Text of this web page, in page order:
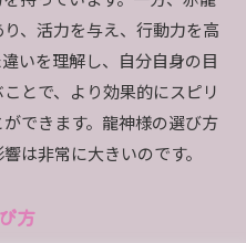
、活力を与え、行動力を高
いを理解し、自分自身の目
とで、より効果的にスピリ
できます。龍神様の選び方
は非常に大きいのです。
方